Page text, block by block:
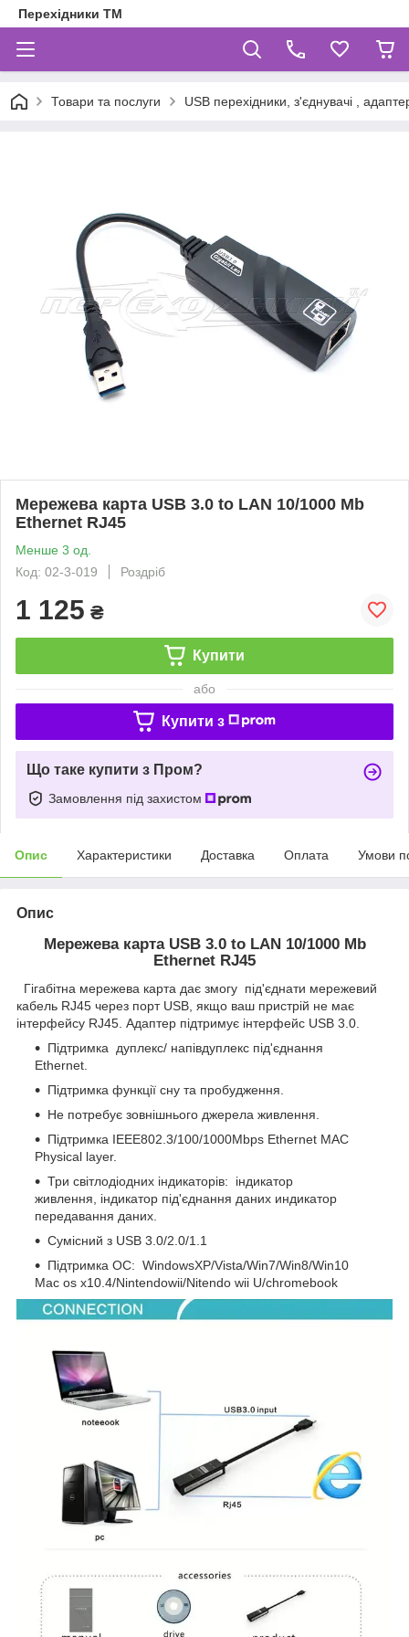
Перехідники ТМ
Товари та послуги USB перехідники, з'єднувачі ,
Мережева карта USB 3.0 to LAN 10/1000 Mb
Ethernet RJ45
Менше 3 од.
Код: 02-3-019
Роздріб
1 125 ₴
Купити
або
Купити з
Що таке купити з Пром?
Замовлення під захистом
Опис Характеристики Доставка Оплата Умови
Опис
Мережева карта USB 3.0 to LAN 10/1000 Mb
Ethernet RJ45
Гігабітна мережева карта дає змогу під'єднати мережевий
кабель RJ45 через порт USB, якщо ваш пристрій не має
інтерфейсу RJ45 Адаптер підтримує інтерфейс USB 3.0.
Підтримка
дуплекс/ напівдуплекс під'єднання
Ethernet.
Підтримка функції сну та пробудження.
Не потребує зовнішнього джерела живлення.
Підтримка IEEE802.3/100/1000Mbps Ethernet MAC
Physical layer.
Три світлодіодних індикаторів:
індикатор
живлення,
індикатор під'єднання даних индикатор
передавання даних
Сумісний з USB 3.0/2.0/1.1
Підтримка ОС: WindowsXP/Vista/Win7/Win8/Win10
Mac os x10.4/Nintendowii/Nitendo wii U/chromebook